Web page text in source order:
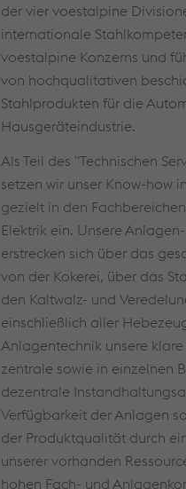
der vier voestalpine
internationale
voestalpine Konzerns und
von hochqualitativen
Stahlprodukten für die
Hausgeräteindustrie.
Als Teil des "Technischen
setzen wir unser Know-how
gezielt in den
Elektrik ein. Unsere
erstrecken sich über das
von der Kokerei, über das
den Kaltwalz- und
einschließlich aller
Anlagentechnik unsere
zentrale sowie in einzelnen
dezentrale
Verfügbarkeit der Anlagen
der Produktqualität durch
unserer vorhanden
hohen Fach- und